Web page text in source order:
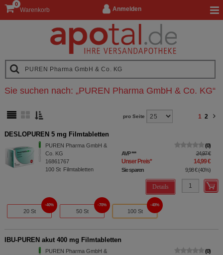
Anmelden
Warenkorb
0
Sie suchen nach: „PUREN Pharma GmbH & Co. KG“
pro Seite 1 2
DESLOPUREN 5 mg Filmtabletten
PUREN Pharma GmbH &
Co. KG
16861767
100 St Filmtabletten
0
AVP*** 24,97 €
Unser Preis* 14,99 €
Sie sparen 9,98 €(40%)
Details
20 St
40%
50 St
70%
100 St
40%
IBU-PUREN akut 400 mg Filmtabletten
PUREN Pharma GmbH &
0